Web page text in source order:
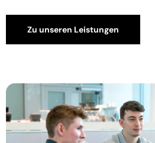
Zu unseren Leistungen